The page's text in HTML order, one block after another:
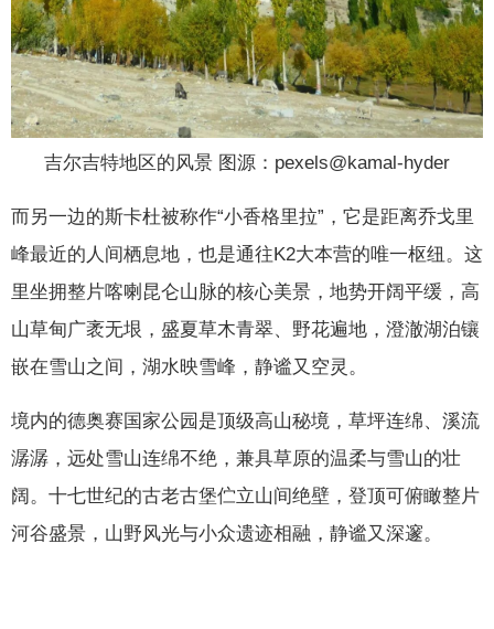
吉尔吉特地区的风景 图源：pexels@kamal-hyder
而另一边的斯卡杜被称作“小香格里拉”，它是距离乔戈里
峰最近的人间栖息地，也是通往K2大本营的唯一枢纽。这
里坐拥整片喀喇昆仑山脉的核心美景，地势开阔平缓，高
山草甸广袤无垠，盛夏草木青翠、野花遍地，澄澈湖泊镶
嵌在雪山之间，湖水映雪峰，静谧又空灵。
境内的德奥赛国家公园是顶级高山秘境，草坪连绵、溪流
潺潺，远处雪山连绵不绝，兼具草原的温柔与雪山的壮
阔。十七世纪的古老古堡伫立山间绝壁，登顶可俯瞰整片
河谷盛景，山野风光与小众遗迹相融，静谧又深邃。